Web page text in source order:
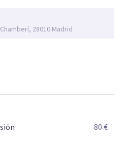
hipnosis regresiva para el
28010 Madrid
80 €